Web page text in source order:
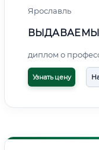
Ярославль
диплом о
Узнать цену